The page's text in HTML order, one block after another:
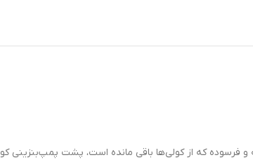
که از کولی‌ها باقی مانده است، پشت پمپ‌بنزینی